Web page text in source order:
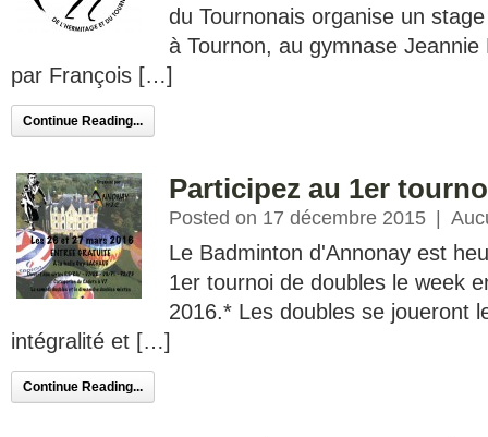
du Tournonais organise un
à Tournon, au gymnase
par François […]
Continue Reading...
Participez au 1er
Posted on 17 décembre 2015
Le Badminton d'Annonay est
1er tournoi de doubles le week
2016.* Les doubles se joueront
intégralité et […]
Continue Reading...